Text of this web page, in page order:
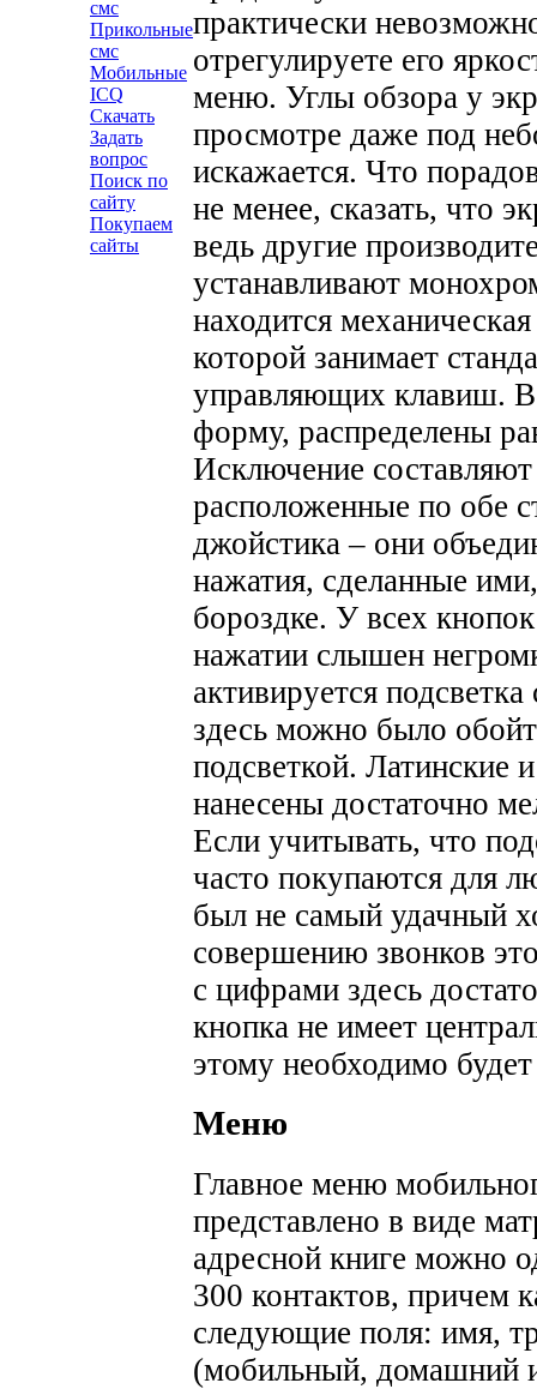
смс
Прикольные
смс
Мобильные
ICQ
Скачать
Задать
вопрос
Поиск по
сайту
Покупаем
сайты
практически
отрегулируете его
меню. Углы обзора у
просмотре даже под
искажается. Что
не менее, сказать, что
ведь другие
устанавливают
находится
которой занимает
управляющих клавиш.
форму, распределены
Исключение
расположенные по обе
джойстика – они
нажатия, сделанные
бороздке. У всех
нажатии слышен
активируется
здесь можно было
подсветкой. Латинские
нанесены достаточно
Если учитывать, что
часто покупаются для
был не самый удачный
совершению звонков
с цифрами здесь
кнопка не имеет
этому необходимо
Меню
Главное меню
представлено в виде
адресной книге можно
300 контактов, причем
следующие поля: имя,
(мобильный, домашний